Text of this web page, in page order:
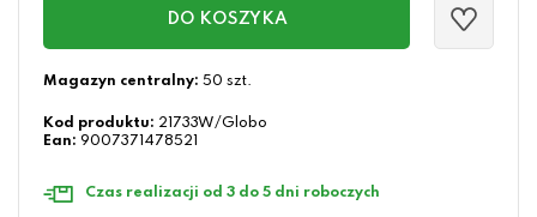
DO KOSZYKA
Magazyn centralny: 50 szt.
Kod produktu: 21733W/Globo
Ean: 9007371478521
Czas realizacji od 3 do 5 dni roboczych